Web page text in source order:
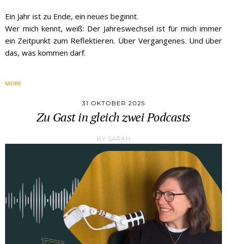
Ein Jahr ist zu Ende, ein neues beginnt.
Wer mich kennt, weiß: Der Jahreswechsel ist für mich immer
ein Zeitpunkt zum Reflektieren. Über Vergangenes. Und über
das, was kommen darf.
MORE
31 OKTOBER 2025
Zu Gast in gleich zwei Podcasts
BY SARAH